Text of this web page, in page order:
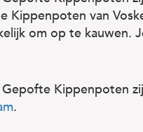
Kippenpoten van
om op te kauwen.
Gepofte Kippenpoten
.